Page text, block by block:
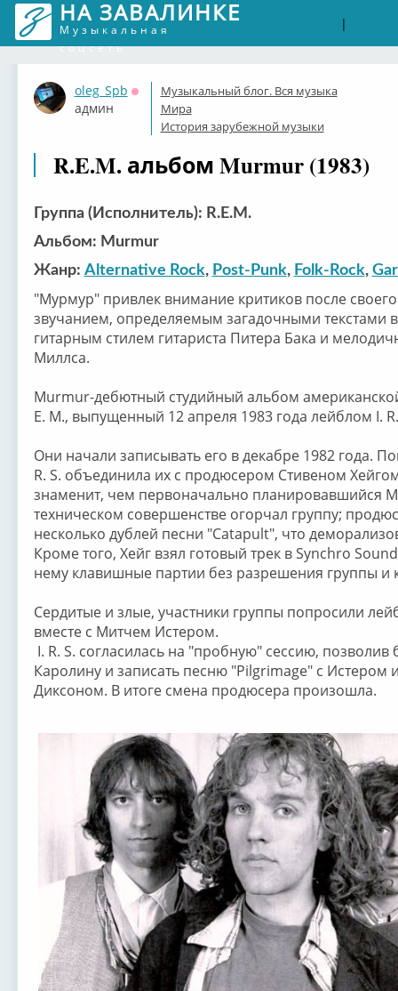
НА ЗАВАЛИНКЕ
Музыкальная
соцсеть
|
oleg_Spb
Оффлайн
админ
Музыкальный блог. Вся музыка
Мира
История зарубежной музыки
R.E.M. альбом Murmur (1983)
Группа (Исполнитель): R.E.M.
Альбом: Murmur
Жанр: Alternative Rock, Post-Punk, Folk-Rock,
"Мурмур" привлек внимание критиков после
звучанием, определяемым загадочными текстами
гитарным стилем гитариста Питера Бака и
Миллса.
Murmur-дебютный студийный альбом
E. M., выпущенный 12 апреля 1983 года лейблом I.
Они начали записывать его в декабре 1982 года.
R. S. объединила их с продюсером Стивеном
знаменит, чем первоначально планировавшийся
техническом совершенстве огорчал группу;
несколько дублей песни "Catapult", что
Кроме того, Хейг взял готовый трек в Synchro
нему клавишные партии без разрешения группы и
Сердитые и злые, участники группы попросили
вместе с Митчем Истером.
I. R. S. согласилась на "пробную" сессию,
Каролину и записать песню "Pilgrimage" с
Диксоном. В итоге смена продюсера произошла.